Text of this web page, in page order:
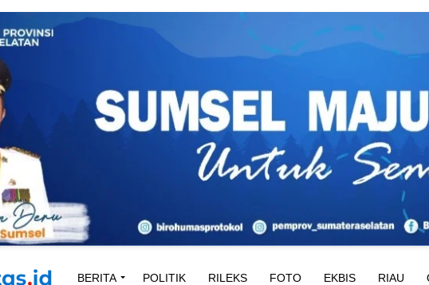
BERITA POLITIK RILEKS FOTO EKBIS RIAU